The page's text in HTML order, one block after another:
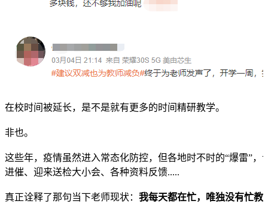
在校时间被延长，是不是就有更多的时间精研教学。
非也。
这些年，疫情虽然进入常态化防控，但各地时不时的“爆雷”
进催、迎来送检大小会、各种资料反馈.....
真正诠释了那句当下老师现状： 我每天都在忙，唯独没有忙教